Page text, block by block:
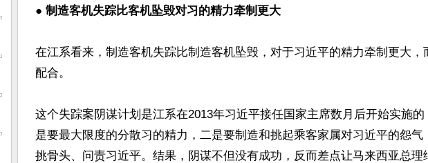
● 制造客机失踪比客机坠毁对习的精力牵制更大
在江系看来，制造客机失踪比制造客机坠毁，对于习近平的精力牵制更大，
配合。
这个失踪案阴谋计划是江系在2013年习近平接任国家主席数月后开始实施
是要最大限度的分散习的精力，二是要制造和挑起乘客家属对习近平的怨气
挑骨头、问责习近平。结果，阴谋不但没有成功，反而差点让马来西亚总理